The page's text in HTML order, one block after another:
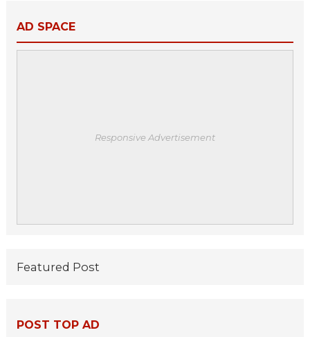
AD SPACE
Responsive Advertisement
Featured Post
POST TOP AD